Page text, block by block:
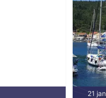
21